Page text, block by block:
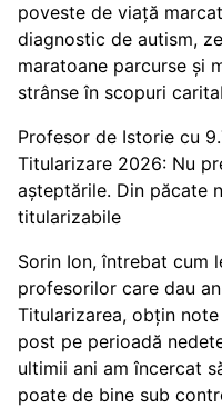
poveste de viață
diagnostic de autism,
maratoane parcurse și
strânse în scopuri
Profesor de Istorie cu
Titularizare 2026: Nu
așteptările. Din păcate
titularizabile
Sorin Ion, întrebat cum
profesorilor care dau
Titularizarea, obțin
post pe perioadă
ultimii ani am încercat
poate de bine sub